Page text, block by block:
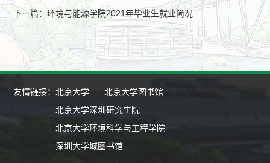
下一篇：环境与能源学院2021年毕业生就业简况
友情链接：北京大学
北京大学图书馆
北京大学深圳研究生院
北京大学环境科学与工程学院
深圳大学城图书馆